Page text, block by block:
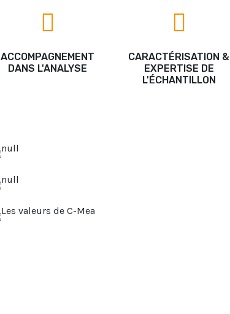
ACCOMPAGNEMENT
DANS L'ANALYSE
CARACTÉRISATION &
EXPERTISE DE
L'ÉCHANTILLON